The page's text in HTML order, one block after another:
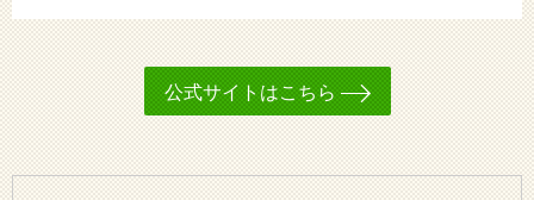
公式サイトはこちら